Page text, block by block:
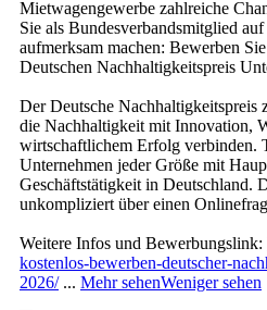
Mietwagengewerbe zahlreiche
Sie als Bundesverbandsmitglied
aufmerksam machen: Bewerben
Deutschen Nachhaltigkeitspreis
Der Deutsche Nachhaltigkeitspreis
die Nachhaltigkeit mit Innovation,
wirtschaftlichem Erfolg verbinden.
Unternehmen jeder Größe mit
Geschäftstätigkeit in Deutschland.
unkompliziert über einen
Weitere Infos und Bewerbungslink:
kostenlos-bewerben-deutscher-
2026/ ... Mehr sehenWeniger sehen